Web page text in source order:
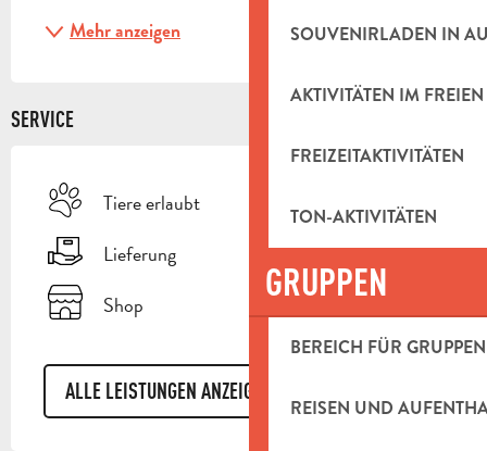
SOUVENIRLADEN IN
AKTIVITÄTEN IM FREIEN
FREIZEITAKTIVITÄTEN
TON-AKTIVITÄTEN
GRUPPEN
BEREICH FÜR GRUPPEN
REISEN UND
Mehr anzeigen
SERVICE
Tiere erlaubt
Lieferung
Shop
ALLE LEISTUNGEN ANZEIGEN